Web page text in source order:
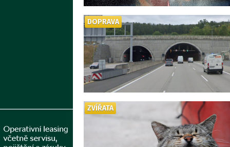
DOPRAVA
ZVÍŘATA